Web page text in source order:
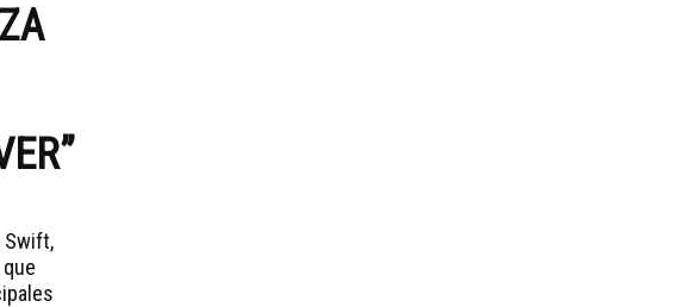
Swift,